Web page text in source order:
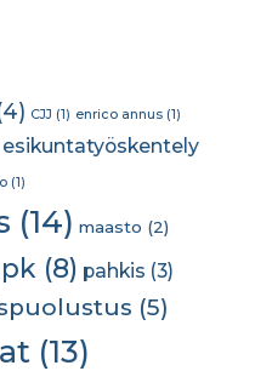
CJJ (1) enrico annus (1)
esikuntatyöskentely
(1)
(14) maasto (2)
(8) pahkis (3)
(5)
(13)